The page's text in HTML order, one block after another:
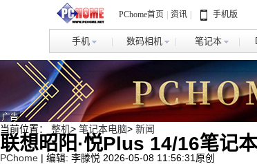
PChome首页 资讯 手机版
手机 数码相机 笔记本
当前位置： 整机> 笔记本电脑> 新闻
联想昭阳·悦Plus 14/16笔记
PChome | 编辑: 李滕悦 2026-05-08 11:56:31 原创